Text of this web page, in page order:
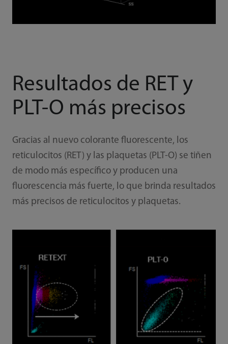
Resultados de RET y
PLT-O más precisos
Gracias al nuevo colorante fluorescente, los
reticulocitos (RET) y las plaquetas (PLT-O) se tiñen
de modo más específico y producen una
fluorescencia más fuerte, lo que brinda resultados
más precisos de reticulocitos y plaquetas.